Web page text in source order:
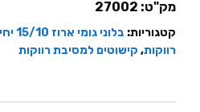
מק"ט: 27002
קטגוריות: בלוני גומי ארוז 15/10 יחידות
רווקות, קישוטים למסיבת רווקות